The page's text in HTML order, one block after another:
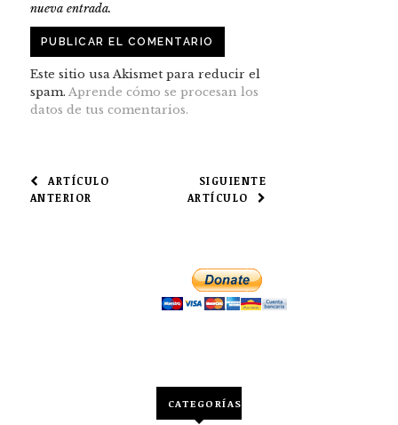
nueva entrada.
Este sitio usa Akismet para reducir el
spam. Aprende cómo se procesan los
datos de tus comentarios.
NAVEGACIÓN
DE
SIGUIENTE
ARTÍCULO
ARTÍCULO
ANTERIOR
CATEGORÍAS